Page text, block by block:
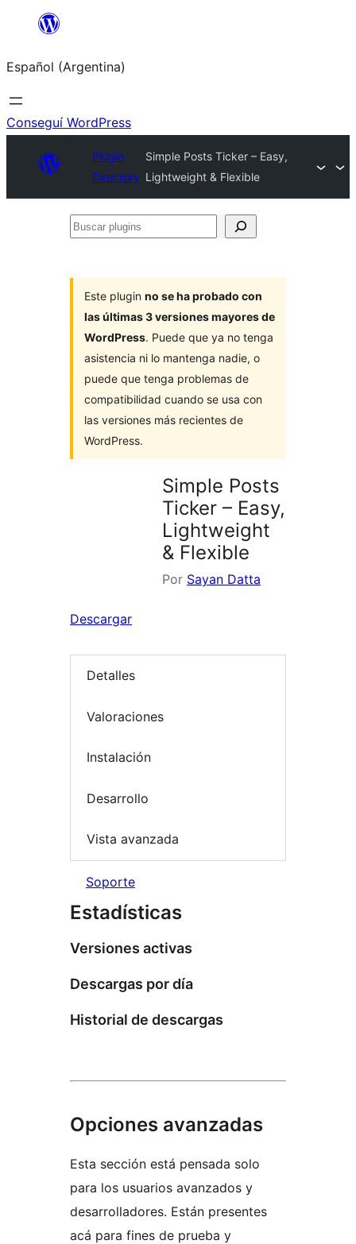
Saltar
contenido
Español (Argentina)
Conseguí WordPress
Plugin
Directory
Simple Posts Ticker – Easy,
Lightweight & Flexible
Buscar
Este plugin no se ha probado con
las últimas 3 versiones mayores de
WordPress. Puede que ya no tenga
asistencia ni lo mantenga nadie, o
puede que tenga problemas de
compatibilidad cuando se usa con
las versiones más recientes de
WordPress.
Simple Posts
Ticker – Easy,
Lightweight
& Flexible
Por Sayan Datta
Descargar
Detalles
Valoraciones
Instalación
Desarrollo
Vista avanzada
Soporte
Estadísticas
Versiones activas
Descargas por día
Historial de descargas
Opciones avanzadas
Esta sección está pensada solo
para los usuarios avanzados y
desarrolladores. Están presentes
acá para fines de prueba y